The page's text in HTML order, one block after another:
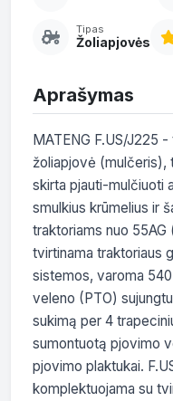
Tipas
Žoliapjovės
Aprašymas
MATENG F.US/J225
žoliapjovė (mulčeris),
skirta pjauti-mulčiuoti
smulkius krūmelius ir
traktoriams nuo
tvirtinama traktoriaus
sistemos, varoma
veleno (PTO)
sukimą per 4
sumontuotą pjovimo
pjovimo plaktukai.
komplektuojama su